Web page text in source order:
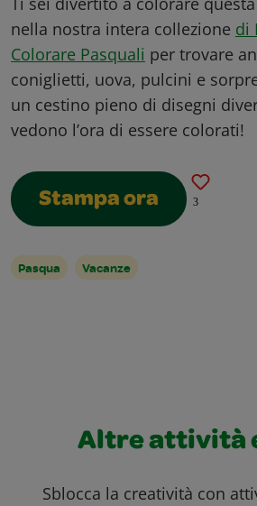
nella nostra intera collezione di
Colorare Pasquali per trovare
coniglietti, uova, pulcini e
un cestino pieno di disegni
vedono l’ora di essere colorati!
Stampa ora 3
Pasqua Vacanze
Altre attività
Sblocca la creatività con